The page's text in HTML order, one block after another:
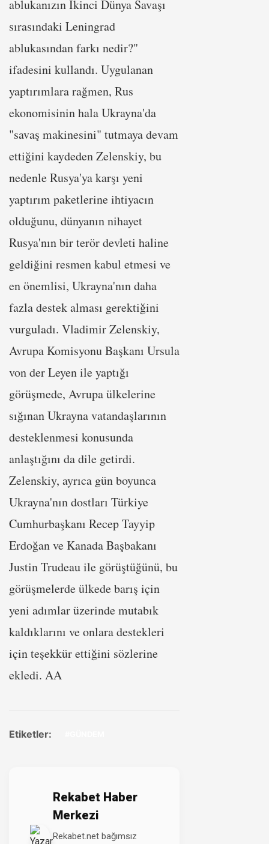
ablukanızın İkinci Dünya Savaşı
sırasındaki Leningrad
ablukasından farkı nedir?"
ifadesini kullandı. Uygulanan
yaptırımlara rağmen, Rus
ekonomisinin hala Ukrayna'da
"savaş makinesini" tutmaya devam
ettiğini kaydeden Zelenskiy, bu
nedenle Rusya'ya karşı yeni
yaptırım paketlerine ihtiyacın
olduğunu, dünyanın nihayet
Rusya'nın bir terör devleti haline
geldiğini resmen kabul etmesi ve
en önemlisi, Ukrayna'nın daha
fazla destek alması gerektiğini
vurguladı. Vladimir Zelenskiy,
Avrupa Komisyonu Başkanı Ursula
von der Leyen ile yaptığı
görüşmede, Avrupa ülkelerine
sığınan Ukrayna vatandaşlarının
desteklenmesi konusunda
anlaştığını da dile getirdi.
Zelenskiy, ayrıca gün boyunca
Ukrayna'nın dostları Türkiye
Cumhurbaşkanı Recep Tayyip
Erdoğan ve Kanada Başbakanı
Justin Trudeau ile görüştüğünü, bu
görüşmelerde ülkede barış için
yeni adımlar üzerinde mutabık
kaldıklarını ve onlara destekleri
için teşekkür ettiğini sözlerine
ekledi. AA
Etiketler:
Rekabet Haber
Merkezi
Rekabet.net bağımsız